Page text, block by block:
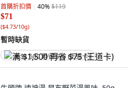
首購折扣價 40%$119
$71
($4.73/10g)
暫時缺貨
满 $1,500 再省 $75 (王道卡)